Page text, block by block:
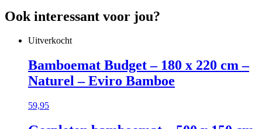
Ook interessant voor jou?
Uitverkocht
Bamboemat Budget – 180 x 220 cm –
Naturel – Eviro Bamboe
59,95